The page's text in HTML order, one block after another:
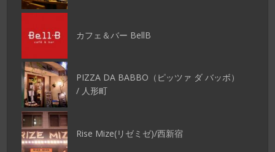
カフェ＆バー BellB
PIZZA DA BABBO（ピッツァ ダ バッボ）
/ 人形町
Rise Mize(リゼミゼ)/西新宿